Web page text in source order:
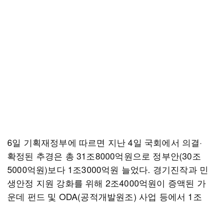
6일 기획재정부에 따르면 지난 4일 국회에서 의결·
확정된 추경은 총 31조8000억원으로 정부안(30조
5000억원)보다 1조3000억원 늘었다. 경기진작과 민
생안정 지원 강화를 위해 2조4000억원이 증액된 가
운데 펀드 및 ODA(공적개발원조) 사업 등에서 1조